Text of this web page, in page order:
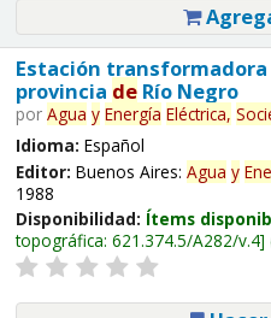
Estación transformadora
provincia deRío Negro
por Agua y Energía Eléctrica,
Idioma: Español
Editor: Buenos Aires: Agua y
1988
Disponibilidad: Ítems
topográfica: 621.374.5/A282/v.4